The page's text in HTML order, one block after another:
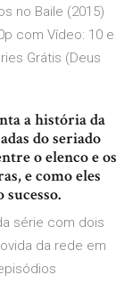
no Baile (2015)
com Vídeo: 10 e
Grátis (Deus
a história da
do seriado
o elenco e os
e como eles
série com dois
da rede em